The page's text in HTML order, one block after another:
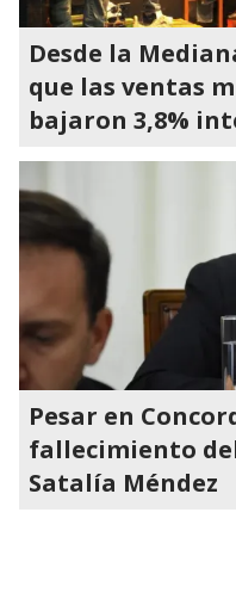
Desde la
que las ventas
bajaron 3,8%
Pesar en
fallecimiento
Satalía Méndez